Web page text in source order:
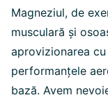
Magneziul, de
musculară și
aprovizionarea
performanțele
bază. Avem